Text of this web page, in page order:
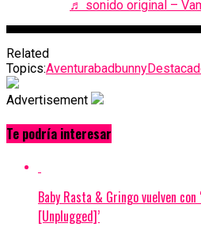
♬ sonido original –
Related
Topics:Aventurabadbunny
Advertisement
Te podría interesar
Baby Rasta & Gringo vuelven con
[Unplugged]’